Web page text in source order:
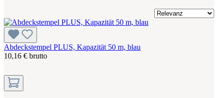
Abdeckstempel PLUS, Kapazität 50 m, blau
10,16 € brutto